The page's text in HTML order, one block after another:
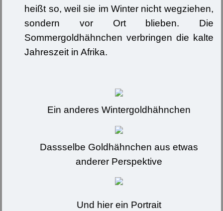
heißt so, weil sie im Winter nicht wegziehen,
sondern vor Ort blieben. Die
Sommergoldhähnchen verbringen die kalte
Jahreszeit in Afrika.
Ein anderes Wintergoldhähnchen
Dassselbe Goldhähnchen aus etwas
anderer Perspektive
Und hier ein Portrait